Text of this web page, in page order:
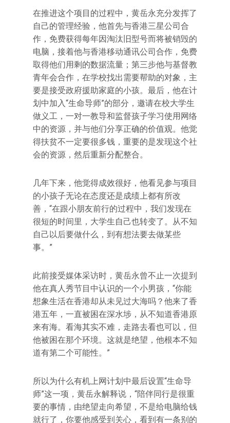
在推进这个项目的过程中，黄岳永充分发挥了
自己的管理经验，他首先与香港三星公司合
作，免费获得每年因淘汰旧型号而将被销毁的
电脑，接着他与香港移动通讯公司合作，免费
取得他们用剩的数据流量；第三步他与基督教
青年会合作，在学校找出需要帮助的对象，主
要是接受政府援助家庭的小孩。最后，他在计
划中加入“生命导师”的部分，邀请在校大学生
做义工，一对一教导和监督孩子学习使用网络
中的资源，并与他们分享正确的价值观。他觉
得扶贫不一定要很多钱，重要的是发现这个社
会的资源，然后重新分配整合。
几年下来，他觉得成效很好，他看见参与项目
的小孩子无论在态度还是成绩上都有所改
善，“在跟小朋友前行的过程中，我们发现在
很短的时间里，大学生自己也转变了。从不知
自己以后要做什么，到有想法要去做某些
事。”
此前接受媒体采访时，黄岳永曾不止一次提到
他在真人秀节目中认识的一个小男孩，“你能
想象生活在香港却从未见过大海吗？他来了香
港五年，一直被困在深水埗，从不知道香港原
来有海。看海其实不难，走路去看也可以，但
他被困在那个环境。这就是绝望，他根本不知
道有第二个可能性。”
所以为什么有机上网计划中最后设置“生命导
师”这一项，黄岳永解释说，“陪伴同行是很重
要的事情，由绝望走向希望，不是给电脑给钱
就行了，你要他感受到关心，看到有一条别的